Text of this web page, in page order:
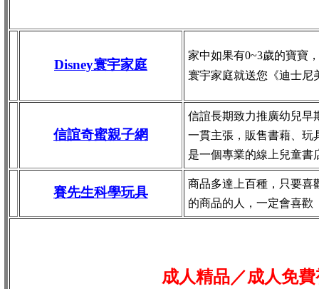
Disney寰宇家庭
家中如果有0~3歲的寶寶
寰宇家庭就送您《迪士尼
信誼奇蜜親子網
信誼長期致力推廣幼兒早
一貫主張，販售書藉、
是一個專業的線上兒童書
賽先生科學玩具
商品多達上百種，只要喜
的商品的人，一定會喜歡
成人精品／成人免